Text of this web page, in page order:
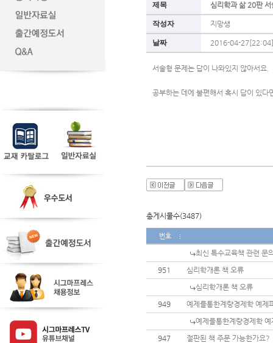
제목 심리학과 삶 20판
작성자 지망생
날짜 2016-04-27[22:04]
서술형 문제는 답이 나와있지 않아서요.
공부하는 데에 불편해서 혹시 답이 있
총게시물수(3487)
번호
최신 특수교육책 관련 문
951
심리학개론 책 오류
심리학개론 책 오류
949
예제를통한계량경제학 예제
예제를통한계량경제학 예
947
절판된 책 주문 가능한가요?